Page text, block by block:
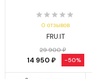
0 отзывов
FRU.IT
29 900 ₽
14 950 ₽ -50%